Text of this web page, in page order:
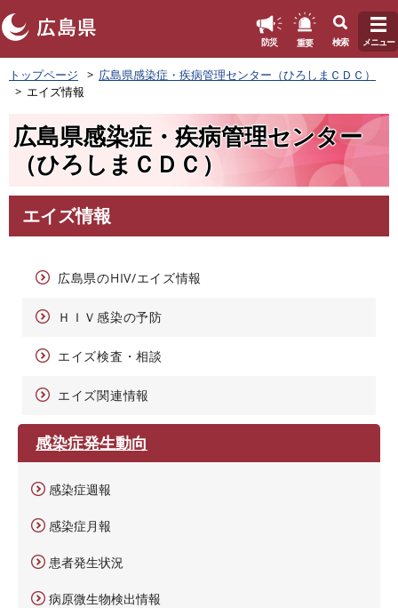
ペ
ー
す
防災 重要 検索 メニュー
トップページ
広島県感染症・疾病管理センター（ひろしまＣＤＣ）
エイズ情報
広島県感染症・疾病管理センター
（ひろしまＣＤＣ）
文
エイズ情報
広島県のHIV/エイズ情報
ＨＩＶ感染の予防
エイズ検査・相談
エイズ関連情報
感染症発生動向
感染症週報
感染症月報
患者発生状況
病原微生物検出情報